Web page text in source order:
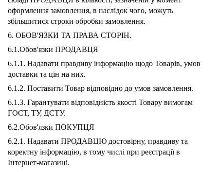
оформлення замовлення, в наслідок чого, можуть
збільшитися строки обробки замовлення.
6. ОБОВ'ЯЗКИ ТА ПРАВА СТОРІН.
6.1.Обов'язки ПРОДАВЦЯ
6.1.1. Надавати правдиву інформацію щодо Товарів, умов
доставки та цін на них.
6.1.2. Поставити Товар відповідно до умов замовлення.
6.1.3. Гарантувати відповідність якості Товару вимогам
ГОСТ, ТУ, ДСТУ.
6.2.Обов'язки ПОКУПЦЯ
6.2.1. Надавати ПРОДАВЦЮ достовірну, правдиву та
коректну інформацію, в тому числі при реєстрації в
Інтернет-магазині.